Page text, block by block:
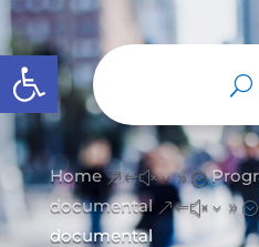
Abrir barra de herramientas
Home &#x39;
documental &#x39;
documental